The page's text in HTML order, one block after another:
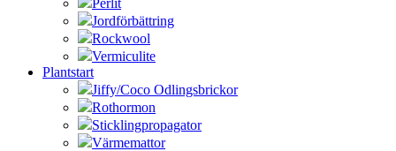
Perlit
Jordförbättring
Rockwool
Vermiculite
Plantstart
Jiffy/Coco Odlingsbrickor
Rothormon
Sticklingpropagator
Värmemattor